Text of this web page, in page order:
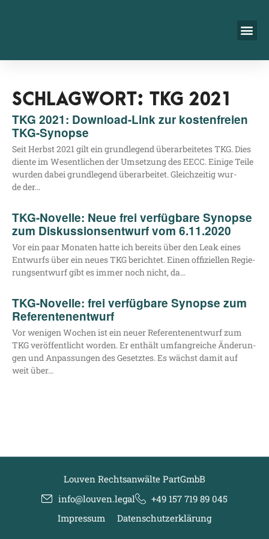
SCHLAGWORT: TKG 2021
TKG 2021: Download-Link zur kostenfreien
TKG-Synopse
Seit Herbst 2021 gilt ein grund­le­gend über­ar­bei­te­tes TKG. Dies
dien­te im Wesent­li­chen der Umset­zung des EECC. Eini­ge Tei­le
wur­den dabei grund­le­gend über­ar­bei­tet. Gleich­zei­tig wur­
de der…
TKG-Novelle: Neue frei verfügbare Synopse
zum Diskussionsentwurf vom 6.11.2020
Vor ein paar Mona­ten hat­te ich bereits über den Leak eines
Ent­wurfs über ein neu­es TKG berich­tet. Einen offi­zi­el­len Regie­
rungs­ent­wurf gibt es immer noch nicht, da…
TKG-Novelle: frei verfügbare Synopse zum
Referentenentwurf
Vor weni­gen Wochen ist ein neu­er Refe­ren­ten­ent­wurf zum
TKG ver­öf­fent­licht wor­den. Er ent­hält umfang­rei­che Ände­run­
gen und Anpas­sun­gen des Gesetz­tes. Es wächst damit auf
weit über…
Louven Rechtsanwälte PartGmbB
info@louven.legal
+49 157 719 89 045
Impressum
Datenschutzerklärung